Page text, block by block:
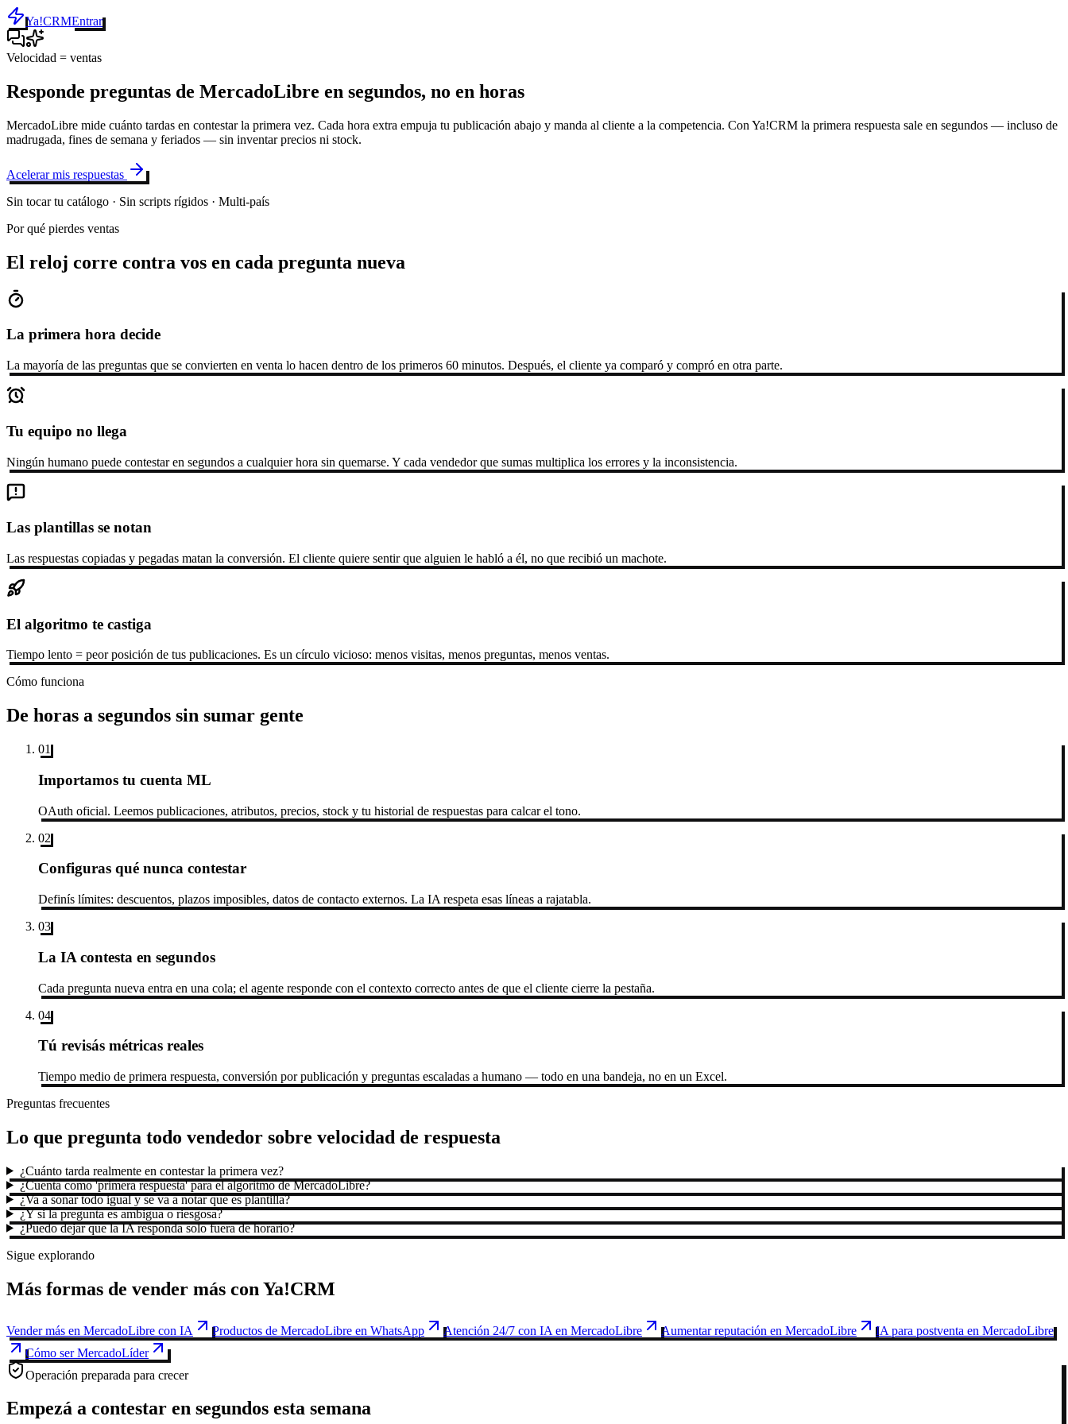
Ya!CRMEntrar
Velocidad = ventas
Responde preguntas de MercadoLibre en segundos, no en horas
MercadoLibre mide cuánto tardas en contestar la primera vez. Cada hora extra empuja tu publicación abajo y manda al cliente a la competencia. Con Ya!CRM la primera respuesta sale en segundos — incluso de
madrugada, fines de semana y feriados — sin inventar precios ni stock.
Acelerar mis respuestas
Sin tocar tu catálogo · Sin scripts rígidos · Multi-país
Por qué pierdes ventas
El reloj corre contra vos en cada pregunta nueva
La primera hora decide
La mayoría de las preguntas que se convierten en venta lo hacen dentro de los primeros 60 minutos. Después, el cliente ya comparó y compró en otra parte.
Tu equipo no llega
Ningún humano puede contestar en segundos a cualquier hora sin quemarse. Y cada vendedor que sumas multiplica los errores y la inconsistencia.
Las plantillas se notan
Las respuestas copiadas y pegadas matan la conversión. El cliente quiere sentir que alguien le habló a él, no que recibió un machote.
El algoritmo te castiga
Tiempo lento = peor posición de tus publicaciones. Es un círculo vicioso: menos visitas, menos preguntas, menos ventas.
Cómo funciona
De horas a segundos sin sumar gente
01
Importamos tu cuenta ML
OAuth oficial. Leemos publicaciones, atributos, precios, stock y tu historial de respuestas para calcar el tono.
02
Configuras qué nunca contestar
Definís límites: descuentos, plazos imposibles, datos de contacto externos. La IA respeta esas líneas a rajatabla.
03
La IA contesta en segundos
Cada pregunta nueva entra en una cola; el agente responde con el contexto correcto antes de que el cliente cierre la pestaña.
04
Tú revisás métricas reales
Tiempo medio de primera respuesta, conversión por publicación y preguntas escaladas a humano — todo en una bandeja, no en un Excel.
Preguntas frecuentes
Lo que pregunta todo vendedor sobre velocidad de respuesta
¿Cuánto tarda realmente en contestar la primera vez?
¿Cuenta como 'primera respuesta' para el algoritmo de MercadoLibre?
¿Va a sonar todo igual y se va a notar que es plantilla?
¿Y si la pregunta es ambigua o riesgosa?
¿Puedo dejar que la IA responda solo fuera de horario?
Sigue explorando
Más formas de vender más con Ya!CRM
Vender más en MercadoLibre con IA Productos de MercadoLibre en WhatsApp Atención 24/7 con IA en MercadoLibre Aumentar reputación en MercadoLibre
IA para postventa en MercadoLibre
Cómo ser MercadoLíder
Operación preparada para crecer
Empezá a contestar en segundos esta semana